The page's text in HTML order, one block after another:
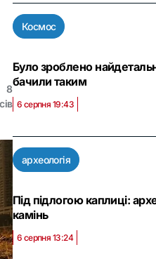
8
Космос
Було зроблено
бачили таким
6 серпня 19:43
археологія
Під підлогою каплиці:
камінь
6 серпня 13:24